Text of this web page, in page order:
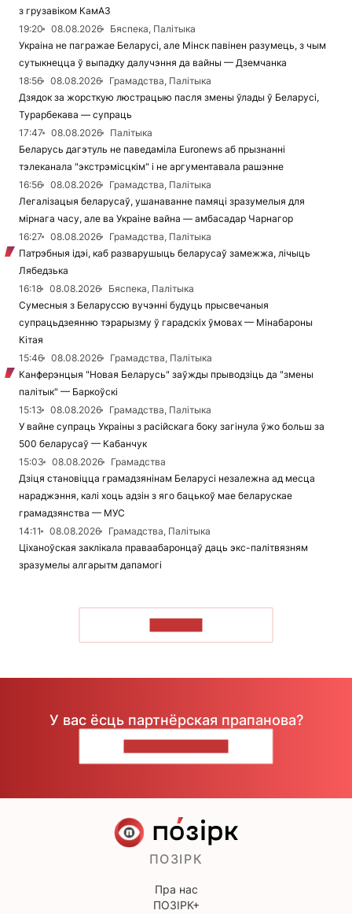
з грузавіком КамАЗ
19:20
08.08.2026
Бяспека, Палітыка
Украіна не пагражае Беларусі, але Мінск павінен разумець, з чым
сутыкнецца ў выпадку далучэння да вайны — Дземчанка
18:56
08.08.2026
Грамадства, Палітыка
Дзядок за жорсткую люстрацыю пасля змены ўлады ў Беларусі,
Турарбекава — супраць
17:47
08.08.2026
Палітыка
Беларусь дагэтуль не паведаміла Euronews аб прызнанні
тэлеканала "экстрэмісцкім" і не аргументавала рашэнне
16:56
08.08.2026
Грамадства, Палітыка
Легалізацыя беларусаў, ушанаванне памяці зразумелыя для
мірнага часу, але ва Украіне вайна — амбасадар Чарнагор
16:27
08.08.2026
Грамадства, Палітыка
Патрэбныя ідэі, каб разварушыць беларусаў замежжа, лічыць
Лябедзька
16:18
08.08.2026
Бяспека, Палітыка
Сумесныя з Беларуссю вучэнні будуць прысвечаныя
супрацьдзеянню тэрарызму ў гарадскіх ўмовах — Мінабароны
Кітая
15:46
08.08.2026
Грамадства, Палітыка
Канферэнцыя "Новая Беларусь" заўжды прыводзіць да "змены
палітык" — Баркоўскі
15:13
08.08.2026
Грамадства, Палітыка
У вайне супраць Украіны з расійскага боку загінула ўжо больш за
500 беларусаў — Кабанчук
15:03
08.08.2026
Грамадства
Дзіця становіцца грамадзянінам Беларусі незалежна ад месца
нараджэння, калі хоць адзін з яго бацькоў мае беларускае
грамадзянства — МУС
14:11
08.08.2026
Грамадства, Палітыка
Ціханоўская заклікала праваабаронцаў даць экс-палітвязням
зразумелы алгарытм дапамогі
У вас ёсць партнёрская прапанова?
ПОЗІРК
Пра нас
ПОЗІРК+